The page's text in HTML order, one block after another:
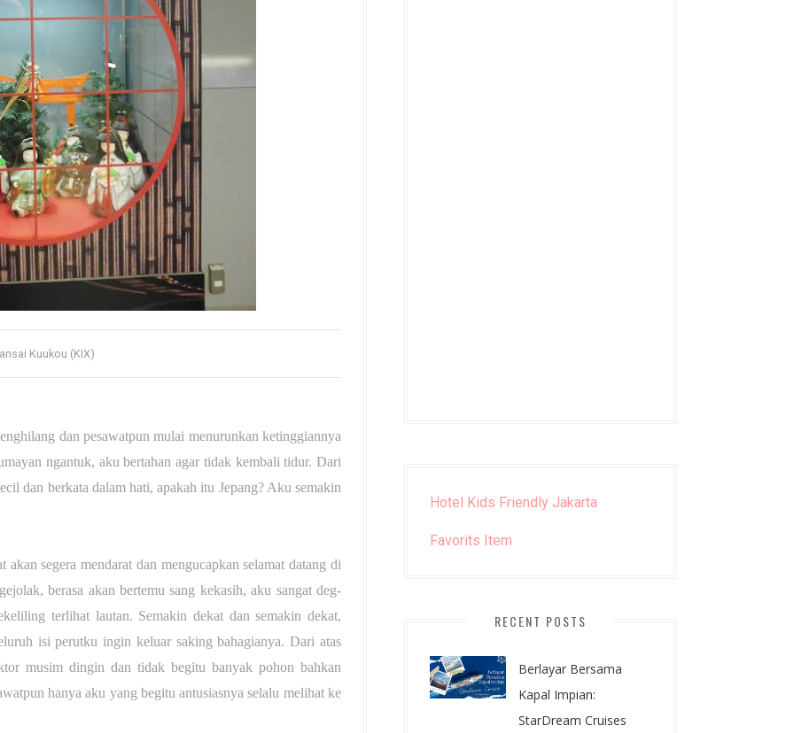
Kuukou (KIX)
dan pesawatpun mulai menurunkan ketinggiannya
ngantuk, aku bertahan agar tidak kembali tidur. Dari
dan berkata dalam hati, apakah itu Jepang? Aku semakin
segera mendarat dan mengucapkan selamat datang di
berasa akan bertemu sang kekasih, aku sangat deg-
terlihat lautan. Semakin dekat dan semakin dekat,
isi perutku ingin keluar saking bahagianya. Dari atas
musim dingin dan tidak begitu banyak pohon bahkan
hanya aku yang begitu antusiasnya selalu melihat ke
Hotel Kids Friendly Jakarta
Favorits Item
RECENT POSTS
Berlayar Bersama
Kapal Impian:
StarDream Cruises